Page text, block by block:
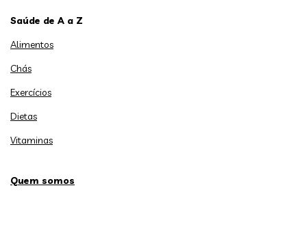
Saúde de A a Z
Alimentos
Chás
Exercícios
Dietas
Vitaminas
Quem somos